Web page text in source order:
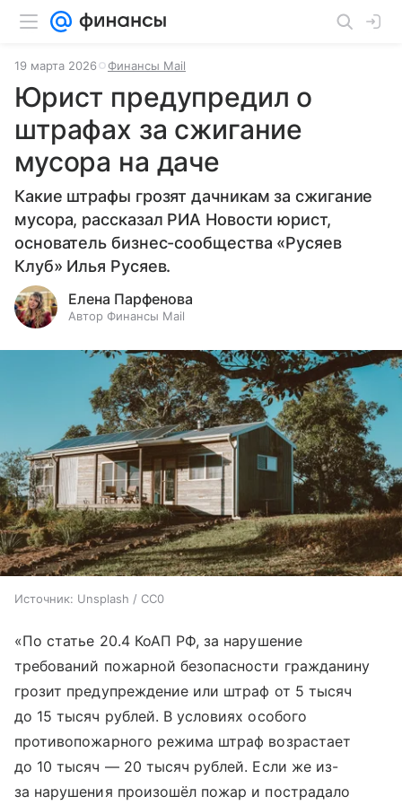
19 марта 2026 Финансы Mail
Юрист предупредил о
штрафах за сжигание
мусора на даче
Какие штрафы грозят дачникам за сжигание
мусора, рассказал РИА Новости юрист,
основатель бизнес-сообщества «Русяев
Клуб» Илья Русяев.
Елена Парфенова
Автор Финансы Mail
Источник: Unsplash / CC0
«По статье 20.4 КоАП РФ, за нарушение
требований пожарной безопасности гражданину
грозит предупреждение или штраф от 5 тысяч
до 15 тысяч рублей. В условиях особого
противопожарного режима штраф возрастает
до 10 тысяч — 20 тысяч рублей. Если же из-
за нарушения произошёл пожар и пострадало